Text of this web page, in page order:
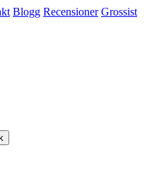
Blogg Recensioner Grossist